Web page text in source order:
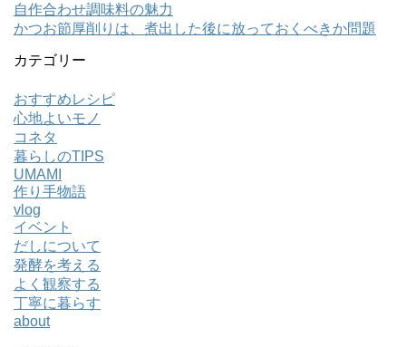
自作合わせ調味料の魅力
かつお節厚削りは、煮出した後に放っておくべきか問題
カテゴリー
おすすめレシピ
心地よいモノ
コネタ
暮らしのTIPS
UMAMI
作り手物語
vlog
イベント
だしについて
発酵を考える
よく観察する
丁寧に暮らす
about